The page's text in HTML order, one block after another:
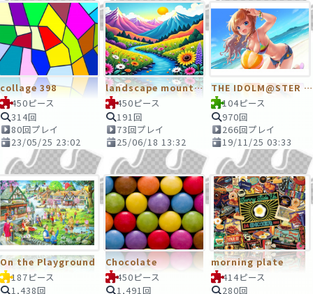
collage 398
450ピース
314回
80回プレイ
23/05/25 23:02
landscape mountain spring abstract
450ピース
191回
73回プレイ
25/06/18 13:32
THE IDOLM@STER CINDERELLA GIRLS
104ピース
970回
266回プレイ
19/11/25 03:33
On the Playground
187ピース
1,438回
Chocolate
450ピース
1,491回
morning plate
414ピース
280回